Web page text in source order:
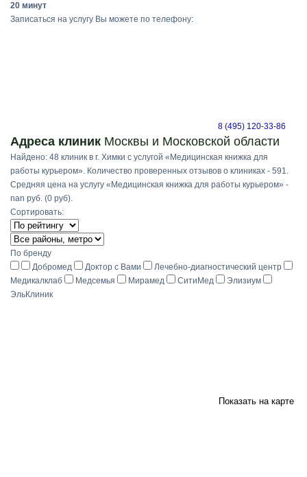
20 минут
Записаться на услугу Вы можете по телефону:
8 (495) 120-33-86
Адреса клиник Москвы и Московской области
Найдено: 48 клиник в г. Химки с услугой «Медицинская книжка для
работы курьером». Количество проверенных отзывов о клиниках - 591.
Средняя цена на услугу «Медицинская книжка для работы курьером» -
nan руб. (0 руб).
Сортировать:
По бренду
Добромед
Доктор с Вами
Лечебно-диагностический центр
Медикалклаб
Медсемья Мирамед СитиМед
Элизиум
ЭльКлиник
Показать на карте